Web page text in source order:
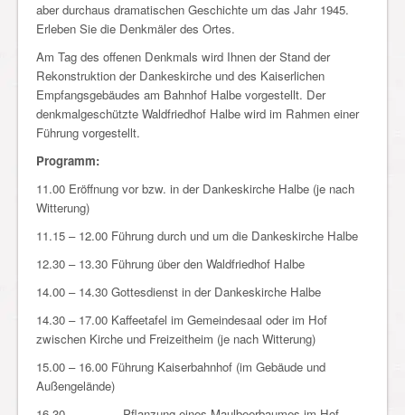
aber durchaus dramatischen Geschichte um das Jahr 1945.
Erleben Sie die Denkmäler des Ortes.
Am Tag des offenen Denkmals wird Ihnen der Stand der
Rekonstruktion der Dankeskirche und des Kaiserlichen
Empfangsgebäudes am Bahnhof Halbe vorgestellt. Der
denkmalgeschützte Waldfriedhof Halbe wird im Rahmen einer
Führung vorgestellt.
Programm:
11.00 Eröffnung vor bzw. in der Dankeskirche Halbe (je nach
Witterung)
11.15 – 12.00 Führung durch und um die Dankeskirche Halbe
12.30 – 13.30 Führung über den Waldfriedhof Halbe
14.00 – 14.30 Gottesdienst in der Dankeskirche Halbe
14.30 – 17.00 Kaffeetafel im Gemeindesaal oder im Hof
zwischen Kirche und Freizeitheim (je nach Witterung)
15.00 – 16.00 Führung Kaiserbahnhof (im Gebäude und
Außengelände)